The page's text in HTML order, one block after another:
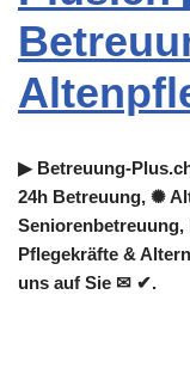
▶︎ Betreuung-
24h Betreuung, ✺
Pflegekräfte &
uns auf Sie ✉ ✔.